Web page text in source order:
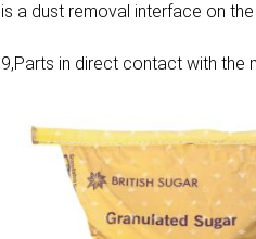
is a dust removal interface on
9,Parts in direct contact with the